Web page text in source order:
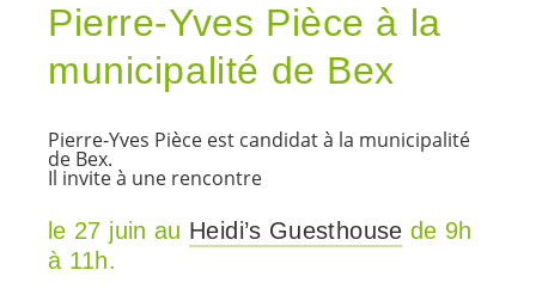
Pierre-Yves Pièce à la
municipalité de Bex
Pierre-Yves Pièce est candidat à la municipalité
de Bex.
Il invite à une rencontre
le 27 juin au Heidi’s Guesthouse de 9h
à 11h.